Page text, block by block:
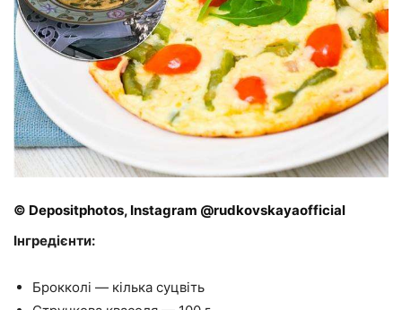
© Depositphotos, Instagram @rudkovskayaofficial
Інгредієнти:
Брокколі — кілька суцвіть